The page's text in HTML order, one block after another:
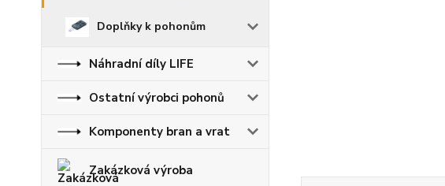
Doplňky k pohonům
Náhradní díly LIFE
Ostatní výrobci pohonů
Komponenty bran a vrat
Zakázková výroba